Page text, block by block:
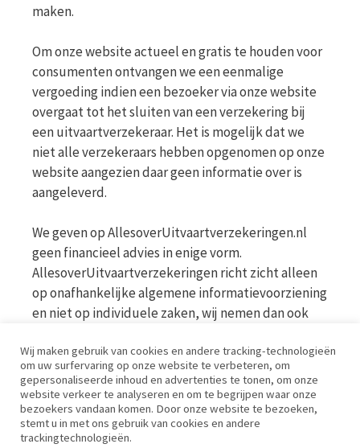
maken.
Om onze website actueel en gratis te houden voor
consumenten ontvangen we een eenmalige
vergoeding indien een bezoeker via onze website
overgaat tot het sluiten van een verzekering bij
een uitvaartverzekeraar. Het is mogelijk dat we
niet alle verzekeraars hebben opgenomen op onze
website aangezien daar geen informatie over is
aangeleverd.
We geven op AllesoverUitvaartverzekeringen.nl
geen financieel advies in enige vorm.
AllesoverUitvaartverzekeringen richt zicht alleen
op onafhankelijke algemene informatievoorziening
en niet op individuele zaken, wij nemen dan ook
voor meer informatie op de website van de AFM
www.afm.nl
Disclaimer | Privacy | Cookies | Werkwijze
Wij maken gebruik van cookies en andere tracking-technologieën
om uw surfervaring op onze website te verbeteren, om
gepersonaliseerde inhoud en advertenties te tonen, om onze
website verkeer te analyseren en om te begrijpen waar onze
bezoekers vandaan komen. Door onze website te bezoeken,
stemt u in met ons gebruik van cookies en andere
trackingtechnologieën.